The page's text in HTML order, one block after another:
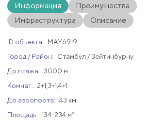
Информация
Преимущества
Инфраструктура
Описание
ID объекта:
MAY6919
Город / Район:
Стамбул / Зейтинбурну
До пляжа:
3000 м
Комнат:
2+1,3+1,4+1
До аэропорта: 43 км
Площадь: 134-234 м²